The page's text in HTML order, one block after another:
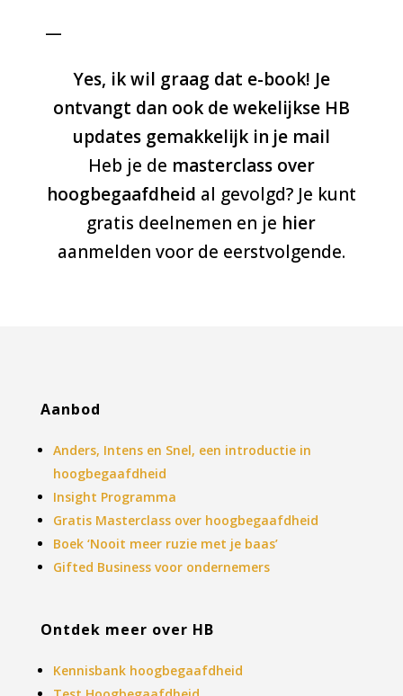
—
Yes, ik wil graag dat e-book! Je
ontvangt dan ook de wekelijkse HB
updates gemakkelijk in je mail
Heb je de masterclass over
hoogbegaafdheid al gevolgd? Je kunt
gratis deelnemen en je hier
aanmelden voor de eerstvolgende.
Aanbod
Anders, Intens en Snel, een introductie in
hoogbegaafdheid
Insight Programma
Gratis Masterclass over hoogbegaafdheid
Boek ‘Nooit meer ruzie met je baas’
Gifted Business voor ondernemers
Ontdek meer over HB
Kennisbank hoogbegaafdheid